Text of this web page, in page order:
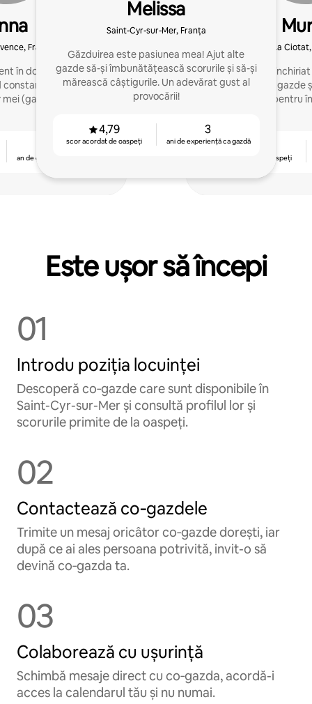
Franța
în domeniul imobiliar
constant satisfacția
(gazde și oaspeți).
an de experiență ca gazdă
Melissa
Saint-Cyr-sur-Mer, Franța
Găzduirea este pasiunea mea! Ajut alte
gazde să-și îmbunătățească scorurile și să-și
mărească câștigurile. Un adevărat gust al
provocării!
4,79
scor acordat de oaspeți
3
ani de experiență ca gazdă
La
După ce mi-am închiriat
să însoțesc alte gazde
complet pentru
4,85
scor acordat de oaspeți
Este ușor să începi
01
Introdu poziția locuinței
Descoperă co‑gazde care sunt disponibile în
Saint-Cyr-sur-Mer și consultă profilul lor și
scorurile primite de la oaspeți.
02
Contactează co‑gazdele
Trimite un mesaj oricâtor co‑gazde dorești, iar
după ce ai ales persoana potrivită, invit-o să
devină co‑gazda ta.
03
Colaborează cu ușurință
Schimbă mesaje direct cu co‑gazda, acordă-i
acces la calendarul tău și nu numai.